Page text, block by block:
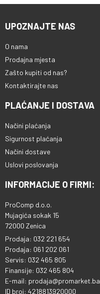
UPOZNAJTE NAS
O nama
Prodajna mjesta
Zašto kupiti od nas?
Kontaktirajte nas
PLAĆANJE I DOSTAVA
Načini plaćanja
Sigurnost plaćanja
Načini dostave
Uslovi poslovanja
INFORMACIJE O FIRMI:
ProComp d.o.o.
Mujagića sokak 15
72000 Zenica
Prodaja: 032 221 654
Prodaja: 061 202 061
Servis: 032 465 805
Finansije: 032 465 804
E-mail: prodaja@promarket.ba
ID broj: 4218813920000